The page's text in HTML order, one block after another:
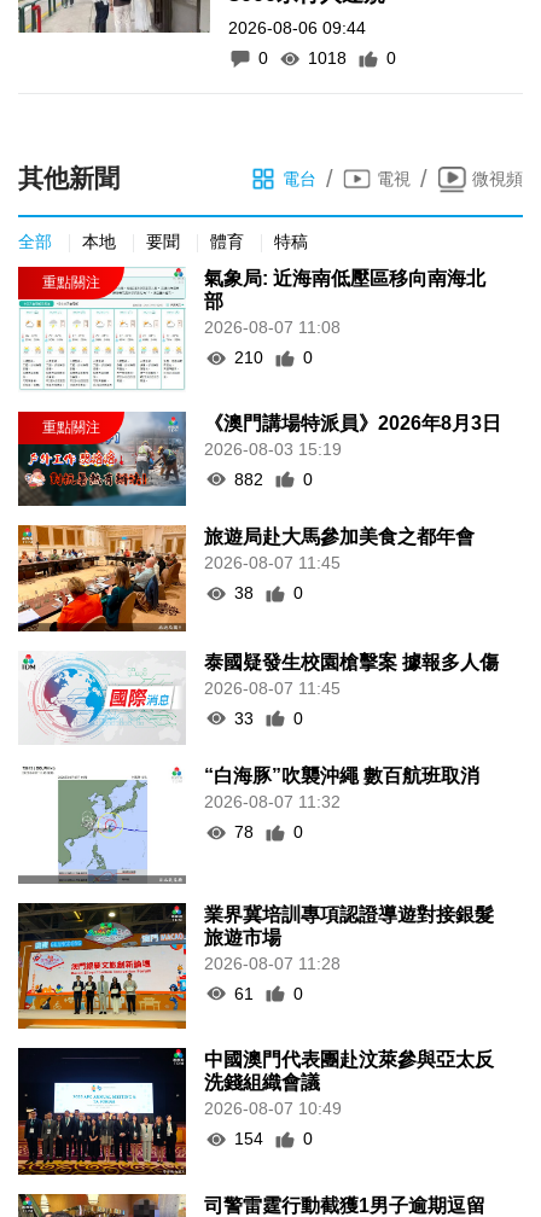
2026-08-06 09:44
0
1018 0
其他新聞 電台 / 電視 / 微視頻
全部 本地 要聞 體育 特稿
氣象局: 近海南低壓區移向南海北
部
2026-08-07 11:08
210
0
《澳門講場特派員》2026年8月3日
2026-08-03 15:19
882
0
旅遊局赴大馬參加美食之都年會
2026-08-07 11:45
38
0
泰國疑發生校園槍擊案 據報多人傷
2026-08-07 11:45
33
0
“白海豚”吹襲沖繩 數百航班取消
2026-08-07 11:32
78
0
業界冀培訓專項認證導遊對接銀髮
旅遊市場
2026-08-07 11:28
61
0
中國澳門代表團赴汶萊參與亞太反
洗錢組織會議
2026-08-07 10:49
154
0
司警雷霆行動截獲1男子逾期逗留